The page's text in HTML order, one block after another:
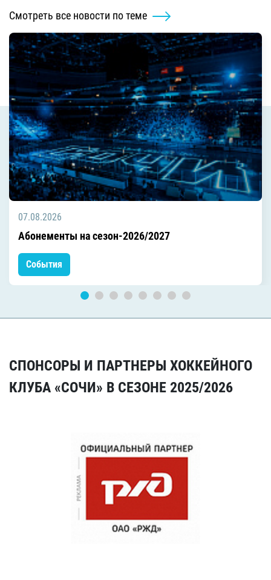
Смотреть все новости по теме
07.08.2026
Абонементы на сезон-2026/2027
События
СПОНСОРЫ И ПАРТНЕРЫ ХОККЕЙНОГО
КЛУБА «СОЧИ» В СЕЗОНЕ 2025/2026